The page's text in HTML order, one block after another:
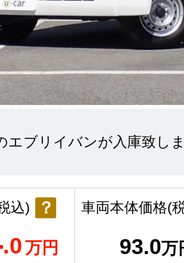
エブリイバンが入庫致し
込)
.0万円
？ 車両本体価格(
93.0万